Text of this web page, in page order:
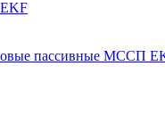
пассивные МССП